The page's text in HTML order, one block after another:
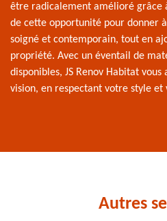
être radicalement amélioré grâce
de cette opportunité pour donner
soigné et contemporain, tout en
propriété. Avec un éventail de
disponibles, JS Renov Habitat
vision, en respectant votre style et
Autres